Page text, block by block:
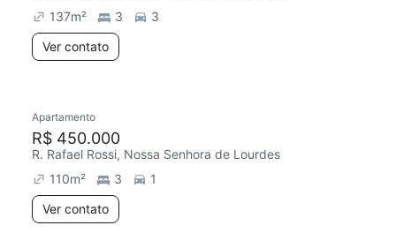
137m² 3
3
Ver contato
Apartamento
R$ 450.000
R. Rafael Rossi, Nossa Senhora de Lourdes
110m² 3
1
Ver contato